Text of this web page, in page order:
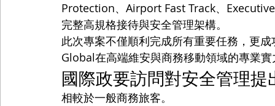
Protection、Airport Fast Track、
完整高規格接待與安全管理架構。
此次專案不僅順利完成所有重要任務，更
Global在高端維安與商務移動領域的專業實
國際政要訪問對安全管理提
相較於一般商務旅客。